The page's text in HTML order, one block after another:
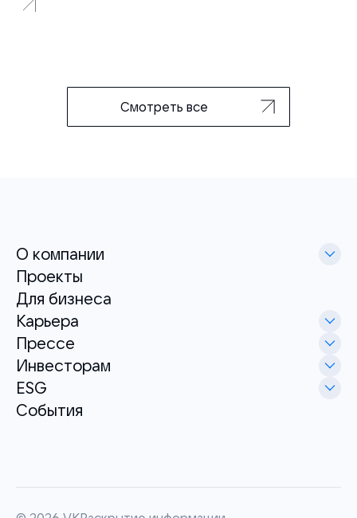
Смотреть все
О компании
Проекты
Для бизнеса
Карьера
Прессе
Инвесторам
ESG
События